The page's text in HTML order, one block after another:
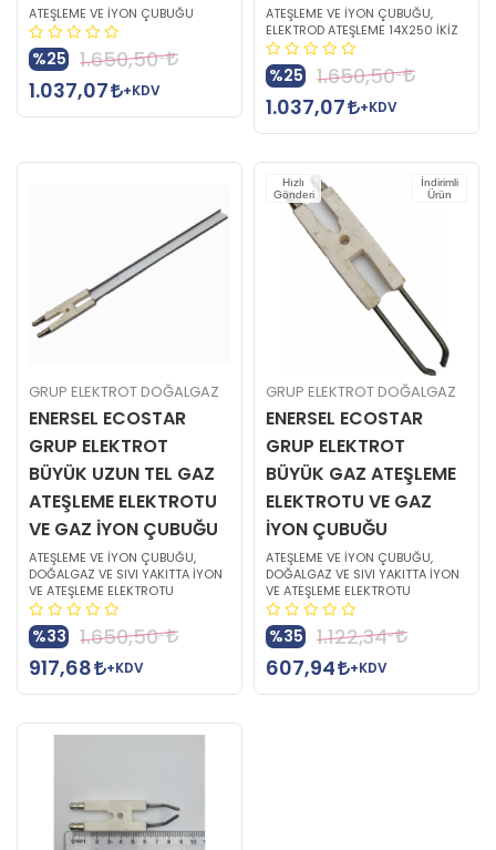
ATEŞLEME VE İYON ÇUBUĞU
%25
1.650,50
1.037,07
+KDV
ATEŞLEME VE İYON ÇUBUĞU,
ELEKTROD ATEŞLEME 14X250 İKİZ
%25
1.650,50
1.037,07
+KDV
GRUP ELEKTROT DOĞALGAZ
ENERSEL ECOSTAR
GRUP ELEKTROT
BÜYÜK UZUN TEL GAZ
ATEŞLEME ELEKTROTU
VE GAZ İYON ÇUBUĞU
ATEŞLEME VE İYON ÇUBUĞU,
DOĞALGAZ VE SIVI YAKITTA İYON
VE ATEŞLEME ELEKTROTU
%33
1.650,50
917,68
+KDV
Hızlı
Gönderi
İndirimli
Ürün
GRUP ELEKTROT DOĞALGAZ
ENERSEL ECOSTAR
GRUP ELEKTROT
BÜYÜK GAZ ATEŞLEME
ELEKTROTU VE GAZ
İYON ÇUBUĞU
ATEŞLEME VE İYON ÇUBUĞU,
DOĞALGAZ VE SIVI YAKITTA İYON
VE ATEŞLEME ELEKTROTU
%35
1.122,34
607,94
+KDV